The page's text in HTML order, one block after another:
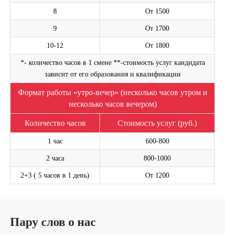
8 От 1500
9 От 1700
10-12 От 1800
*- количество часов в 1 смене **-стоимость услуг кандидата
зависит от его образования и квалификации
Формат работы «утро-вечер» (несколько часов утром и
несколько часов вечером)
Количество часов Стоимость услуг (руб.)
1 час 600-800
2 часа 800-1000
2+3 ( 5 часов в 1 день) От 1200
Пару слов о нас
свяжется с Вами и проконсультирует по услуге
ОСТАВИТЬ ЗАЯВКУ